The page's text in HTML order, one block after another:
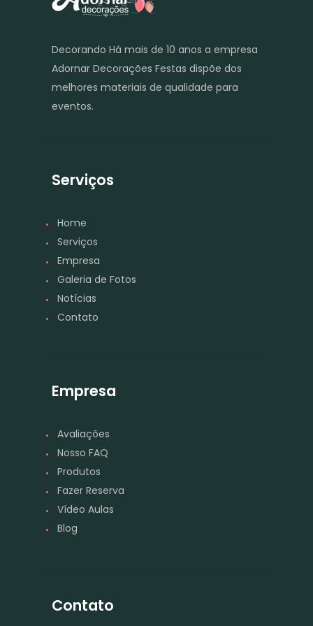
Decorando Há mais de 10 anos a empresa
Adornar Decorações Festas dispõe dos
melhores materiais de qualidade para
eventos.
Serviços
Home
Serviços
Empresa
Galeria de Fotos
Notícias
Contato
Empresa
Avaliações
Nosso FAQ
Produtos
Fazer Reserva
Vídeo Aulas
Blog
Contato